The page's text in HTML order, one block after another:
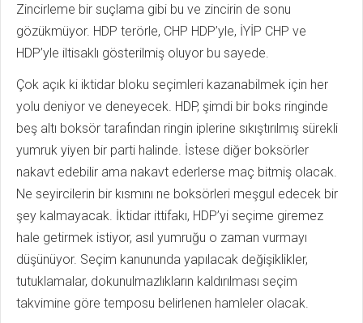
Zincirleme bir suçlama gibi bu ve zincirin de sonu
gözükmüyor. HDP terörle, CHP HDP’yle, İYİP CHP ve
HDP’yle iltisaklı gösterilmiş oluyor bu sayede.
Çok açık ki iktidar bloku seçimleri kazanabilmek için her
yolu deniyor ve deneyecek. HDP, şimdi bir boks ringinde
beş altı boksör tarafından ringin iplerine sıkıştırılmış sürekli
yumruk yiyen bir parti halinde. İstese diğer boksörler
nakavt edebilir ama nakavt ederlerse maç bitmiş olacak.
Ne seyircilerin bir kısmını ne boksörleri meşgul edecek bir
şey kalmayacak. İktidar ittifakı, HDP’yi seçime giremez
hale getirmek istiyor, asıl yumruğu o zaman vurmayı
düşünüyor. Seçim kanununda yapılacak değişiklikler,
tutuklamalar, dokunulmazlıkların kaldırılması seçim
takvimine göre temposu belirlenen hamleler olacak.